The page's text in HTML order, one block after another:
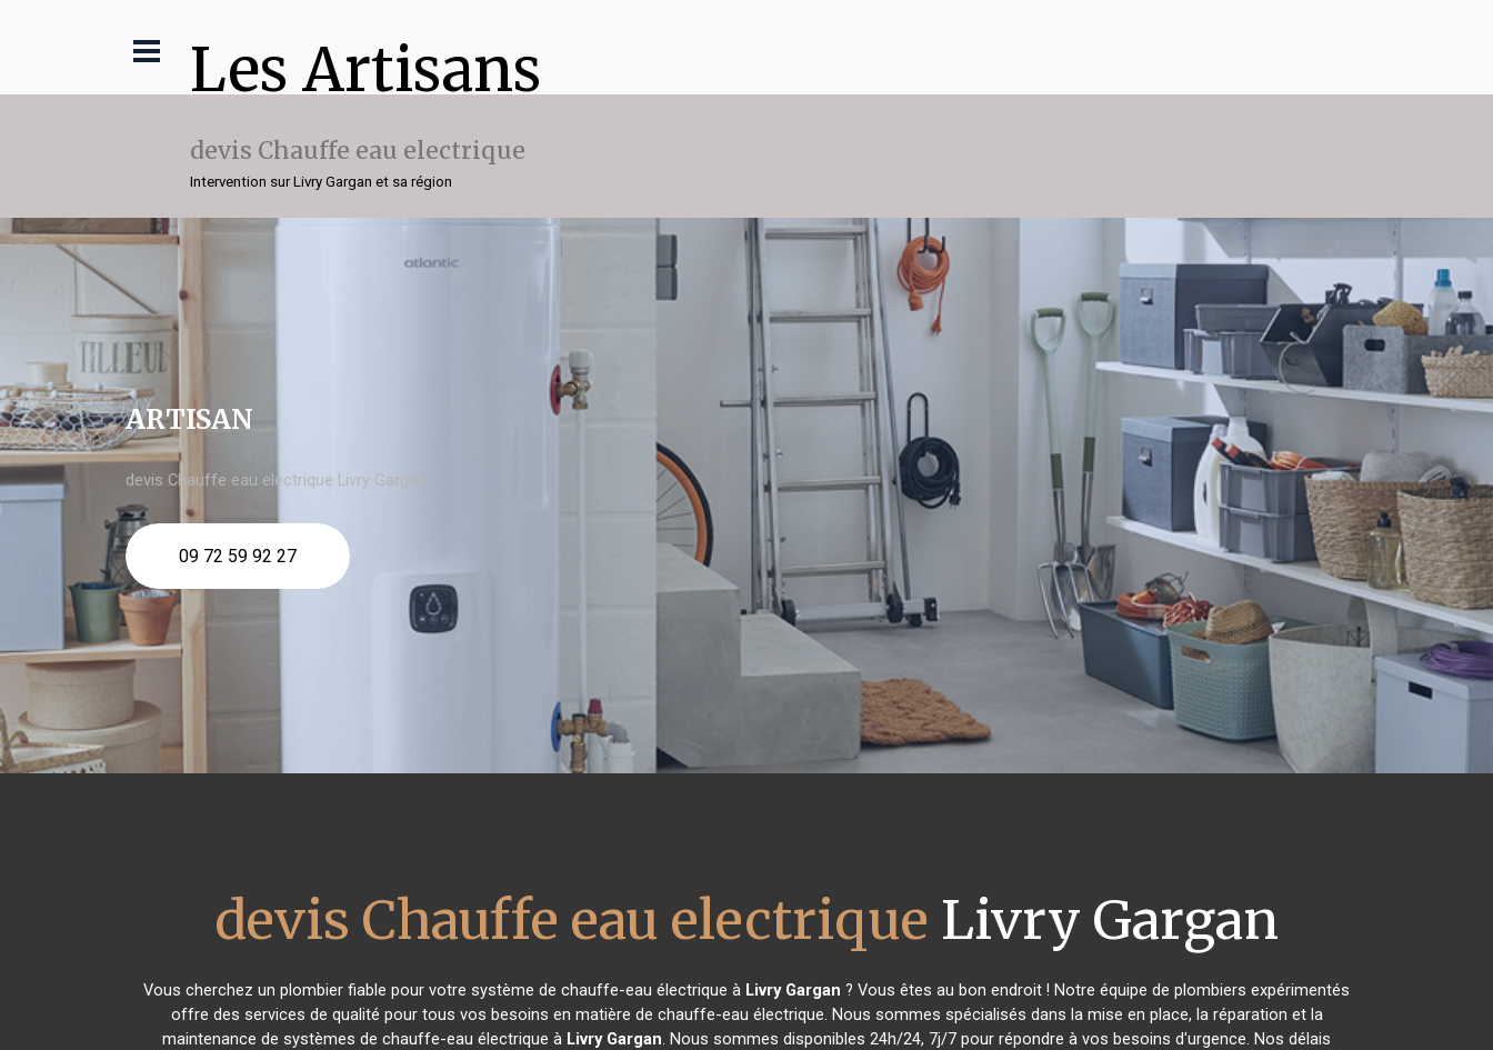
Les Artisans
devis Chauffe eau electrique
Intervention sur Livry Gargan et sa région
ARTISAN
devis Chauffe eau electrique Livry Gargan
09 72 59 92 27
devis Chauffe eau electrique Livry Gargan
Vous cherchez un plombier fiable pour votre système de chauffe-eau électrique à Livry Gargan ? Vous êtes au bon endroit ! Notre équipe de plombiers expérimentés
offre des services de qualité pour tous vos besoins en matière de chauffe-eau électrique. Nous sommes spécialisés dans la mise en place, la réparation et la
maintenance de systèmes de chauffe-eau électrique à Livry Gargan. Nous sommes disponibles 24h/24, 7j/7 pour répondre à vos besoins d'urgence. Nos délais